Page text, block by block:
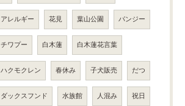
アレルギー 花見 葉山公園 パンジー
チワプー 白木蓮 白木蓮花言葉
ハクモクレン 春休み 子犬販売 だつ
ダックスフンド 水族館 人混み 祝日